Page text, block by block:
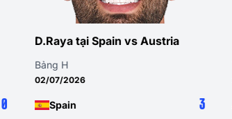
0
D.Raya tại Spain vs Austria
Bảng H
02/07/2026
Spain 3